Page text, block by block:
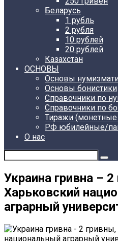
Беларусь
1 рубль
2 рубля
10 рублей
20 рублей
Казахстан
ОСНОВЫ
Основы
Основы бонистики
Справочники по
Справочники по
Тиражи
РФ юбилейные/
О нас
Украина гривна –
Харьковский
аграрный